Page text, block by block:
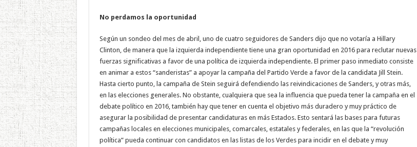
No perdamos la oportunidad
Según un sondeo del mes de abril, uno de cuatro seguidores de Sanders dijo que no votaría a Hillary
Clinton, de manera que la izquierda independiente tiene una gran oportunidad en 2016 para reclutar nuevas
fuerzas significativas a favor de una política de izquierda independiente. El primer paso inmediato consiste
en animar a estos “sanderistas” a apoyar la campaña del Partido Verde a favor de la candidata Jill Stein.
Hasta cierto punto, la campaña de Stein seguirá defendiendo las reivindicaciones de Sanders, y otras más,
en las elecciones generales. No obstante, cualquiera que sea la influencia que pueda tener la campaña en el
debate político en 2016, también hay que tener en cuenta el objetivo más duradero y muy práctico de
asegurar la posibilidad de presentar candidaturas en más Estados. Esto sentará las bases para futuras
campañas locales en elecciones municipales, comarcales, estatales y federales, en las que la “revolución
política” pueda continuar con candidatos en las listas de los Verdes para incidir en el debate y muy